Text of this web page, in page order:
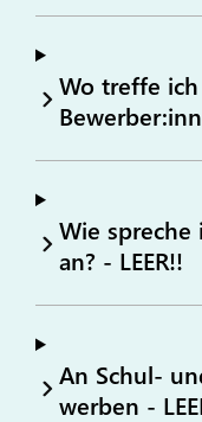
Wo treffe
Wie
an? - LEER!!
An Schul-
werben -